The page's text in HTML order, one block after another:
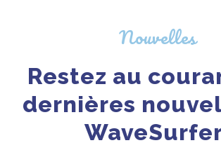
Nouvelles
Restez au
dernières